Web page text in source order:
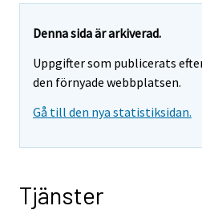
Denna sida är arkiverad.
Uppgifter som publicerats
den förnyade webbplatsen.
Gå till den nya statistiksidan.
Tjänster